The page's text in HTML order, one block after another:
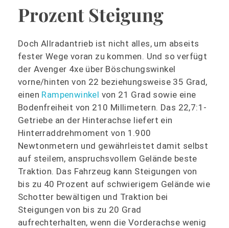
Prozent Steigung
Doch Allradantrieb ist nicht alles, um abseits
fester Wege voran zu kommen. Und so verfügt
der Avenger 4xe über Böschungswinkel
vorne/hinten von 22 beziehungsweise 35 Grad,
einen Rampenwinkel von 21 Grad sowie eine
Bodenfreiheit von 210 Millimetern. Das 22,7:1-
Getriebe an der Hinterachse liefert ein
Hinterraddrehmoment von 1.900
Newtonmetern und gewährleistet damit selbst
auf steilem, anspruchsvollem Gelände beste
Traktion. Das Fahrzeug kann Steigungen von
bis zu 40 Prozent auf schwierigem Gelände wie
Schotter bewältigen und Traktion bei
Steigungen von bis zu 20 Grad
aufrechterhalten, wenn die Vorderachse wenig